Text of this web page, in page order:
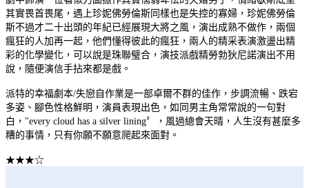
其實畏首畏尾，遇上珍妮佛勞倫斯同樣也是失控的寡婦，珍妮佛勞倫
斯不過才二十出頭的年紀已經展現大將之風，演出成熟不做作，兩個
瘋狂的人加再一起，他們懂得彼此的瘋狂，兩人的精采表演激盪出精
彩的化學變化，可以說是珠聯璧合，演技派戲精勞勃狄尼諾演出不用
說，隨便演信手拈來都是戲。
派特的幸福劇本/失戀自作業是一部卓爾不群的佳作，步調流暢、跌宕
多姿、腳色性格鮮明，演員表現出色，如同男主角常常說的一句對
白，"every cloud has a silver lining〞，風過總會天晴，人生沒有甚麼多
糟的事情，只有你願不願意爬起來面對。
★★★☆